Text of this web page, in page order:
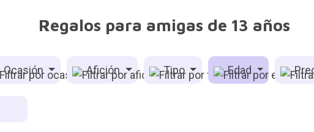
Regalos para amigas de 13 años
Ocasión Afición Tipo Edad